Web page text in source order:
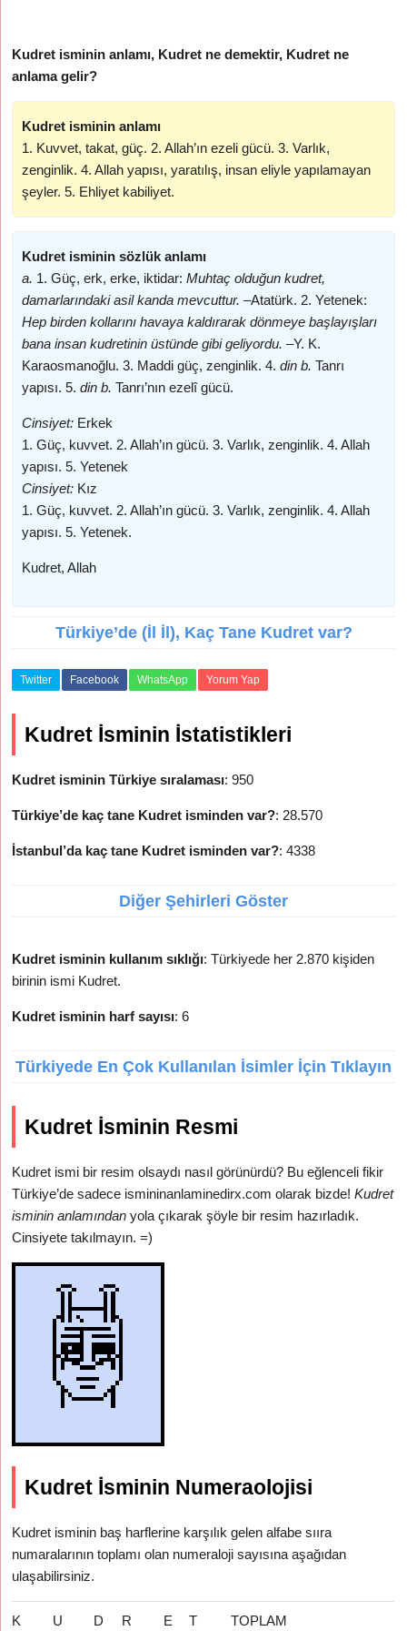
Kudret isminin anlamı, Kudret ne demektir, Kudret ne
anlama gelir?
Kudret isminin anlamı
1. Kuvvet, takat, güç. 2. Allah’ın ezeli gücü. 3. Varlık,
zenginlik. 4. Allah yapısı, yaratılış, insan eliyle yapılamayan
şeyler. 5. Ehliyet kabiliyet.
Kudret isminin sözlük anlamı
a. 1. Güç, erk, erke, iktidar: Muhtaç olduğun kudret,
damarlarındaki asil kanda mevcuttur. –Atatürk. 2. Yetenek:
Hep birden kollarını havaya kaldırarak dönmeye başlayışları
bana insan kudretinin üstünde gibi geliyordu. –Y. K.
Karaosmanoğlu. 3. Maddi güç, zenginlik. 4.din b. Tanrı
yapısı. 5.din b. Tanrı’nın ezelî gücü.
Cinsiyet: Erkek
1. Güç, kuvvet. 2. Allah’ın gücü. 3. Varlık, zenginlik. 4. Allah
yapısı. 5. Yetenek
Cinsiyet: Kız
1. Güç, kuvvet. 2. Allah’ın gücü. 3. Varlık, zenginlik. 4. Allah
yapısı. 5. Yetenek.
Kudret, Allah
Türkiye’de (İl İl), Kaç Tane Kudret var?
Twitter Facebook WhatsApp Yorum Yap
Kudret İsminin İstatistikleri
Kudret isminin Türkiye sıralaması: 950
Türkiye’de kaç tane Kudret isminden var?: 28.570
İstanbul’da kaç tane Kudret isminden var?: 4338
Diğer Şehirleri Göster
Kudret isminin kullanım sıklığı: Türkiyede her 2.870 kişiden
birinin ismi Kudret.
Kudret isminin harf sayısı: 6
Türkiyede En Çok Kullanılan İsimler İçin Tıklayın
Kudret İsminin Resmi
Kudret ismi bir resim olsaydı nasıl görünürdü? Bu eğlenceli fikir
Türkiye’de sadece ismininanlaminedirx.com olarak bizde!Kudret
isminin anlamından yola çıkarak şöyle bir resim hazırladık.
Cinsiyete takılmayın. =)
Kudret İsminin Numeraolojisi
Kudret isminin baş harflerine karşılık gelen alfabe sııra
numaralarının toplamı olan numeraloji sayısına aşağıdan
ulaşabilirsiniz.
K U D R E T TOPLAM